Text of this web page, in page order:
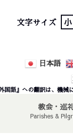
文字サイズ 小
日本語
外国語』への翻訳は、機械
教会・巡
Parishes &